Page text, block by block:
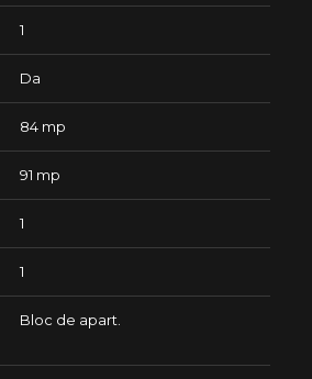
1
Da
84 mp
91 mp
1
1
Bloc de apart.